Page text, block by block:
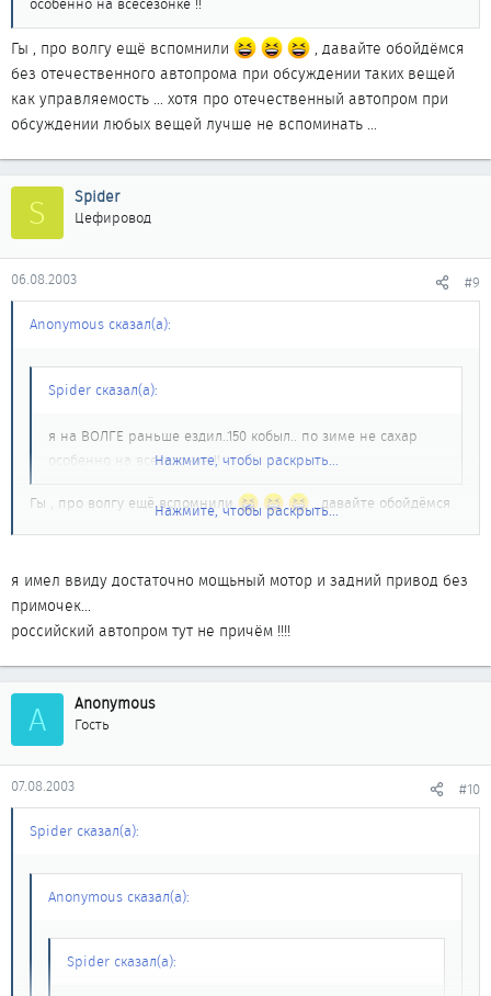
Гы , про волгу ещё вспомнили
, давайте обойдёмся
без отечественного автопрома при обсуждении таких вещей
как управляемость ... хотя про отечественный автопром при
обсуждении любых вещей лучше не вспоминать ...
S Spider
Цефировод
06.08.2003 #9
Anonymous сказал(а):
Spider сказал(а):
я на ВОЛГЕ раньше ездил..150 кобыл.. по зиме не сахар
особенно на всесезонке !!Нажмите, чтобы раскрыть...
Гы , про волгу ещё вспомнили
, давайте обойдёмся
обсуждении любых вещей лучше не вспоминать ...
Нажмите, чтобы раскрыть...
я имел ввиду достаточно мощьный мотор и задний привод без
примочек...
российский автопром тут не причём !!!!
A Anonymous
Гость
07.08.2003 #10
Spider сказал(а):
Anonymous сказал(а):
Spider сказал(а):